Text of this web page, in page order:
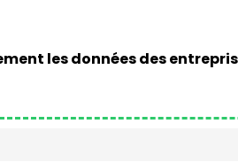
les données des